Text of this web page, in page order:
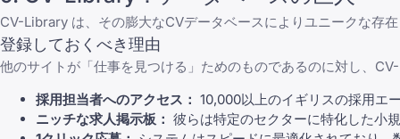
CV-Library は、その膨大なCVデータベースによりユニークな存
登録しておくべき理由
他のサイトが「仕事を見つける」ためのものであるのに対し、
採用担当者へのアクセス： 10,000以上のイギリスの採用エ
ニッチな求人掲示板： 彼らは特定のセクターに特化した小